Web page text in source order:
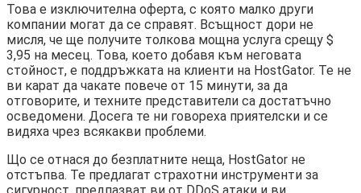
Това е изключителна оферта, с която малко други
компании могат да се справят. Всъщност дори не
мисля, че ще получите толкова мощна услуга срещу $
3,95 на месец. Това, което добавя към неговата
стойност, е поддръжката на клиенти на HostGator. Те не
ви карат да чакате повече от 15 минути, за да
отговорите, и техните представители са достатъчно
осведомени. Досега те ни говореха приятелски и се
видяха чрез всякакви проблеми.
Що се отнася до безплатните неща, HostGator не
отстъпва. Те предлагат страхотни инструменти за
сигурност, предпазват ви от DDoS атаки и ви